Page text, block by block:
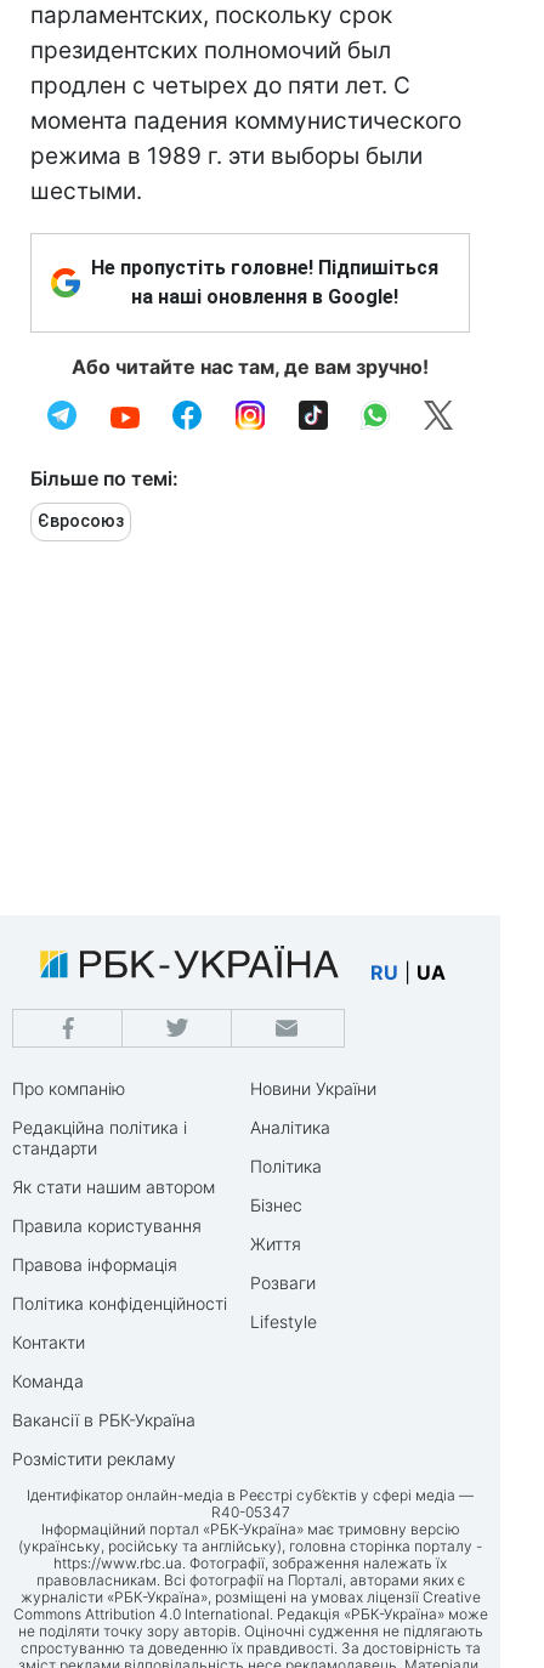
парламентских, поскольку срок
президентских полномочий был
продлен с четырех до пяти лет. С
момента падения коммунистического
режима в 1989 г. эти выборы были
шестыми.
Не пропустіть головне! Підпишіться
на наші оновлення в Google!
Або читайте нас там, де вам зручно!
Більше по темі:
Євросоюз
RU UA
Про компанію
Редакційна політика і
стандарти
Як стати нашим автором
Правила користування
Правова інформація
Політика конфіденційності
Контакти
Команда
Вакансії в РБК-Україна
Розмістити рекламу
Новини України
Аналітика
Політика
Бізнес
Життя
Розваги
Lifestyle
Ідентифікатор онлайн-медіа в Реєстрі суб’єктів у сфері медіа —
R40-05347
Інформаційний портал «РБК-Україна» має тримовну версію
(українську, російську та англійську), головна сторінка порталу -
https://www.rbc.ua. Фотографії, зображення належать їх
правовласникам. Всі фотографії на Порталі, авторами яких є
журналісти «РБК-Україна», розміщені на умовах ліцензії Creative
Commons Attribution 4.0 International. Редакція «РБК-Україна» може
не поділяти точку зору авторів. Оціночні судження не підлягають
спростуванню та доведенню їх правдивості. За достовірність та